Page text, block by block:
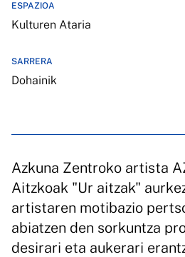
ESPAZIOA
Kulturen Ataria
SARRERA
Dohainik
Azkuna Zentroko artista
Aitzkoak "Ur aitzak"
artistaren motibazio
abiatzen den sorkuntza
desirari eta aukerari